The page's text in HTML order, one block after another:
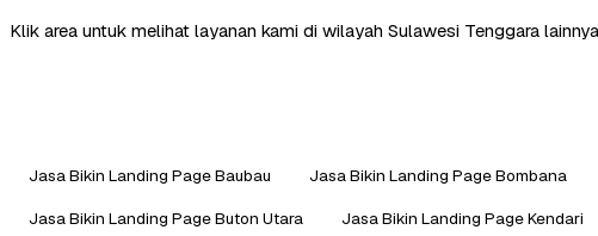
Klik area untuk melihat layanan kami di wilayah Sulawesi Tenggara
Jasa Bikin Landing Page Baubau Jasa Bikin Landing Page Bombana
Jasa Bikin Landing Page Buton Utara
Jasa Bikin Landing Page Kendari